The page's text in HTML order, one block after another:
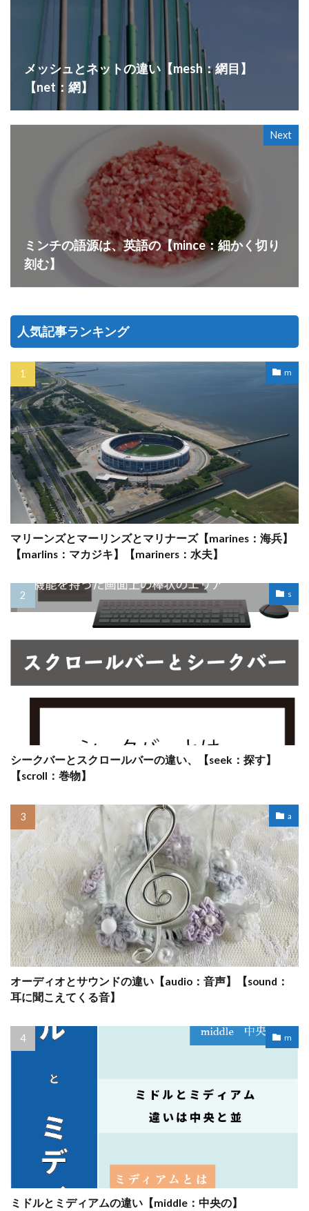
メッシュとネットの違い【mesh：網目】
【net：網】
Next
ミンチの語源は、英語の【mince：細かく切り
刻む】
人気記事ランキング
m
マリーンズとマーリンズとマリナーズ【marines：海兵】
【marlins：マカジキ】【mariners：水夫】
s
シークバーとスクロールバーの違い、【seek：探す】
【scroll：巻物】
a
オーディオとサウンドの違い【audio：音声】【sound：
耳に聞こえてくる音】
m
ミドルとミディアムの違い【middle：中央の】